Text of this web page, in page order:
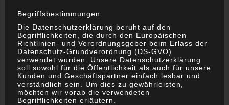
Lorem ipsum dolor sit amet, consectet elit. Vivamus
ornare vitae lacus sed tinm dolor sit amet, consectetur
adipiscin nare vitae lacus sed tincidunt.
Begriffsbestimmungen
Die Datenschutzerklärung beruht auf den
Begrifflichkeiten, die durch den Europäischen
Richtlinien- und Verordnungsgeber beim Erlass der
Datenschutz-Grundverordnung (DS-GVO)
verwendet wurden. Unsere Datenschutzerklärung
soll sowohl für die Öffentlichkeit als auch für unsere
Kunden und Geschäftspartner einfach lesbar und
verständlich sein. Um dies zu gewährleisten,
möchten wir vorab die verwendeten
Begrifflichkeiten erläutern.